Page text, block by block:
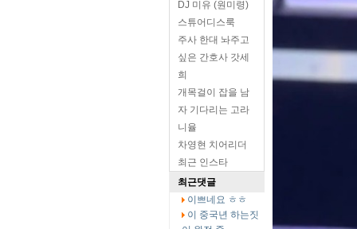
DJ 미유 (원미령)
스튜어디스룩
주사 한대 놔주고
싶은 간호사 갓세
희
개목걸이 잡을 남
자 기다리는 고라
니율
차영현 치어리더
최근 인스타
최근댓글
이쁘네요 ㅎㅎ
이 중국년 하는짓